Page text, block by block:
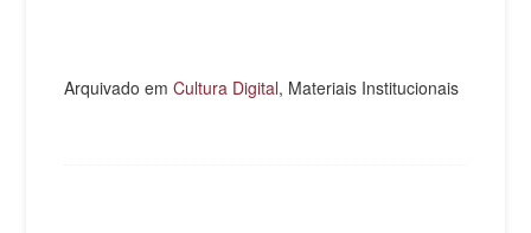
Arquivado emCultura Digital, Materiais Institucionais